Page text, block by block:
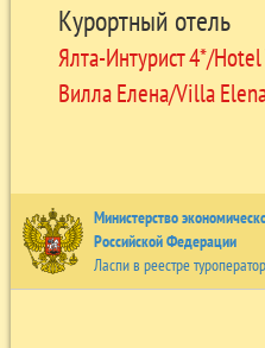
Курортный отель
Ялта-Интурист 4*/
Вилла Елена/Villa
Министерство
Российской Федерации
Ласпи в реестре